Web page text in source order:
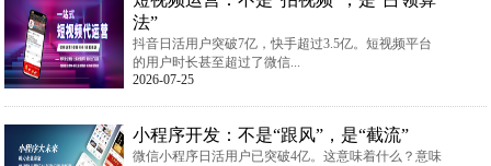
法”
抖音日活用户突破7亿，快手超过3.5亿。短视频平台
的用户时长甚至超过了微信...
2026-07-25
小程序开发：不是“跟风”，是“截流”
微信小程序日活用户已突破4亿。这意味着什么？意味